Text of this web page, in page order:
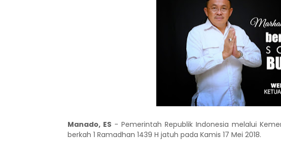
Manado, ES- Pemerintah Republik Indonesia melalui
berkah 1 Ramadhan 1439 H jatuh pada Kamis 17 Mei 2018.